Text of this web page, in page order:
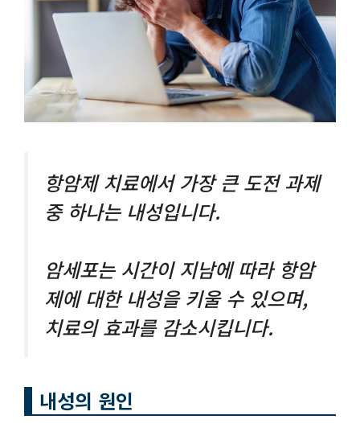
항암제 치료에서 가장 큰 도전 과제
중 하나는 내성입니다.
암세포는 시간이 지남에 따라 항암
제에 대한 내성을 키울 수 있으며,
치료의 효과를 감소시킵니다.
내성의 원인